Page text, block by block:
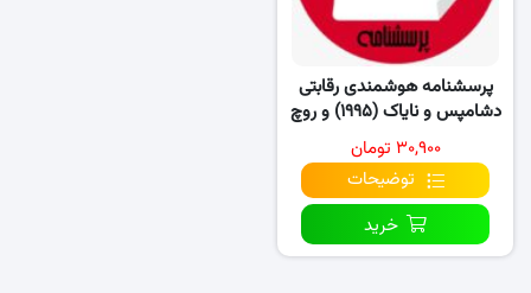
پرسشنامه هوشمندی رقابتی
دشامپس و نایاک (۱۹۹۵) و روچ
و سانتی (۲۰۰۱)
۳۰,۹۰۰ تومان
توضیحات
خرید